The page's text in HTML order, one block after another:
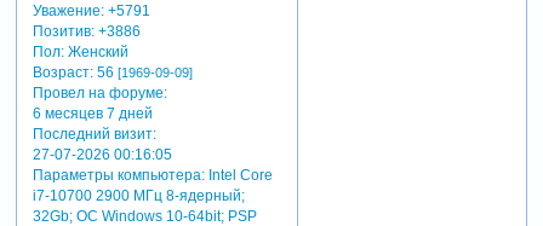
Уважение: +5791
Позитив: +3886
Пол:Женский
Возраст:56 [1969-09-09]
Провел на форуме:
6 месяцев 7 дней
Последний визит:
27-07-2026 00:16:05
Параметры компьютера:Intel Core
i7-10700 2900 МГц 8-ядерный;
32Gb; ОС Windows 10-64bit; PSP